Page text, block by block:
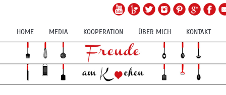
HOME MEDIA KOOPERATION ÜBER MICH KONTAKT